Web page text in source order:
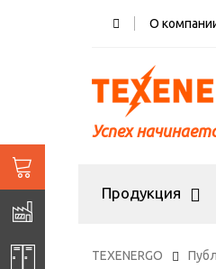
О
Успех
Продукция
TEXENERGO